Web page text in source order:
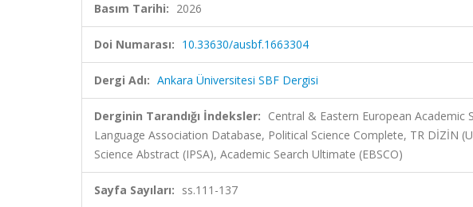
Basım Tarihi: 2026
Doi Numarası: 10.33630/ausbf.1663304
Dergi Adı: Ankara Üniversitesi SBF Dergisi
Derginin Tarandığı İndeksler: Central & Eastern European Academic
Language Association Database, Political Science Complete, TR DİZİN
Science Abstract (IPSA), Academic Search Ultimate (EBSCO)
Sayfa Sayıları: ss.111-137